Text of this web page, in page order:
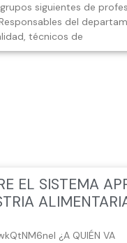
siguientes de
del
técnicos de
EL SISTEMA
¿A QUIÉN VA